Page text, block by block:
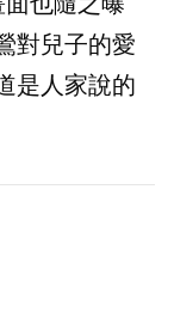
對兒子的愛
是人家說的